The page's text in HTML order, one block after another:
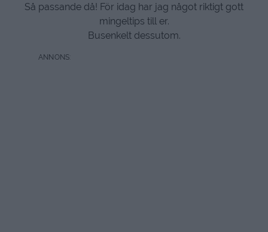
Så passande då! För idag har jag något riktigt gott
mingeltips till er.
Busenkelt dessutom.